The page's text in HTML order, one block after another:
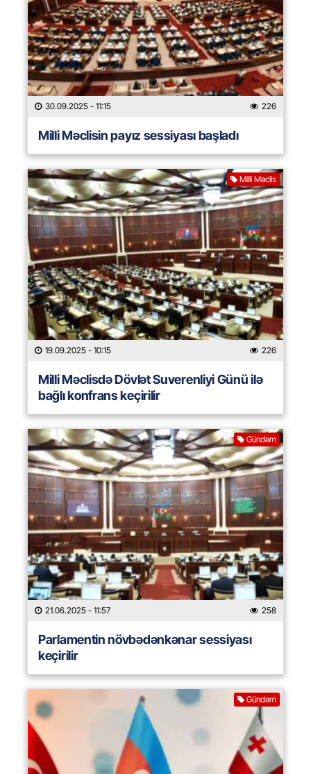
30.09.2025 - 11:15 226
Milli Məclisin payız sessiyası başladı
Milli Məclis
19.09.2025 - 10:15 226
Milli Məclisdə Dövlət Suverenliyi Günü ilə
bağlı konfrans keçirilir
Gündəm
21.06.2025 - 11:57 258
Parlamentin növbədənkənar sessiyası
keçirilir
Gündəm